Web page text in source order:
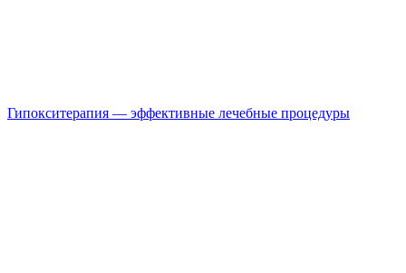
Гипокситерапия — эффективные лечебные процедуры